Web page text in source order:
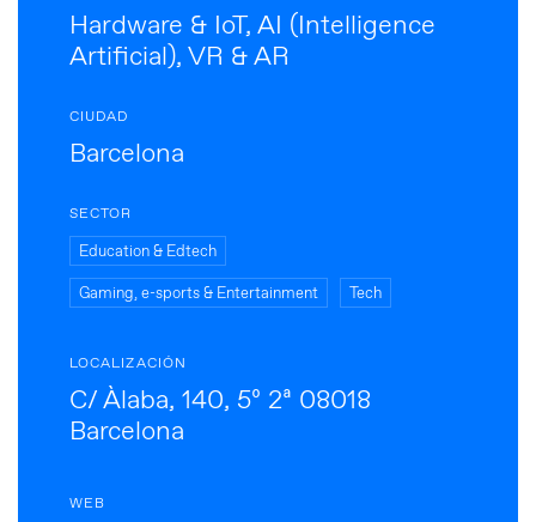
Hardware & IoT, AI (Intelligence
Artificial), VR & AR
CIUDAD
Barcelona
SECTOR
Education & Edtech
Gaming, e-sports & Entertainment Tech
LOCALIZACIÓN
C/ Àlaba, 140, 5º 2ª 08018
Barcelona
WEB